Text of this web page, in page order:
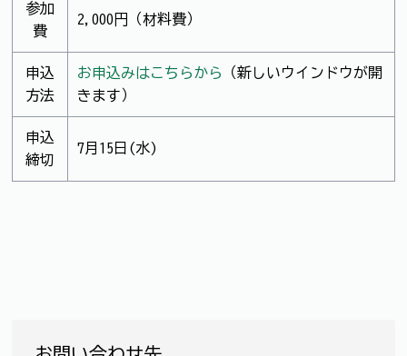
参加
費
2,000円（材料費）
申込
方法
お申込みはこちらから
（新しいウインドウが開
きます）
申込
締切
7月15日(水)